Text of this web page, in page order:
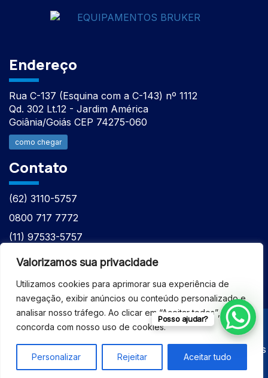
Valorizamos sua privacidade
Utilizamos cookies para aprimorar sua experiência de
navegação, exibir anúncios ou conteúdo personalizado e
analisar nosso tráfego. Ao clicar em “Aceitar todos”, você
concorda com nosso uso de cookies.
Personalizar Rejeitar Aceitar tudo
Endereço
Rua C-137 (Esquina com a C-143) nº 1112
Qd. 302 Lt.12 - Jardim América
Goiânia/Goiás CEP 74275-060
como chegar
Contato
(62) 3110-5757
0800 717 7772
(11) 97533-5757
(62) 98610-7777
© 2026 - ASSISTÊNCIA TÉCNICA ESPECIALIZADA
EQUIPAMENTOS BRUKER - Todos os direitos reservados
Posso ajudar?